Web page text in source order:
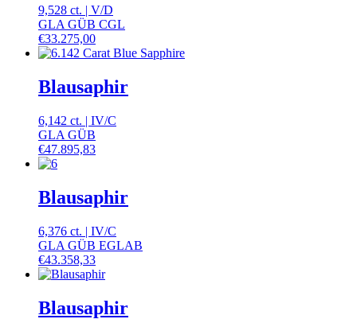
9,528 ct. | V/D
GLA GÜB CGL
€33.275,00
Blausaphir
6,142 ct. | IV/C
GLA GÜB
€47.895,83
Blausaphir
6,376 ct. | IV/C
GLA GÜB EGLAB
€43.358,33
Blausaphir